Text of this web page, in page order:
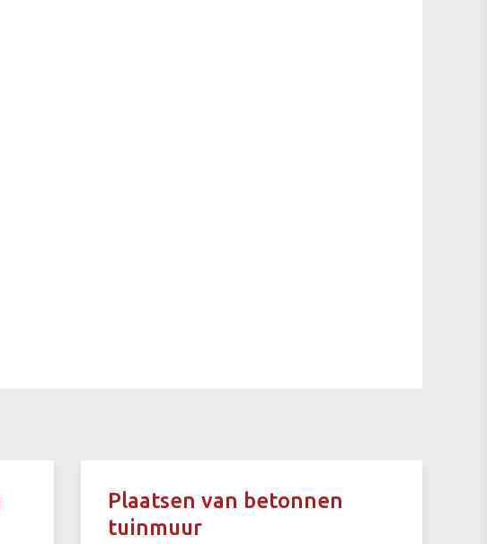
Plaatsen van betonnen
tuinmuur